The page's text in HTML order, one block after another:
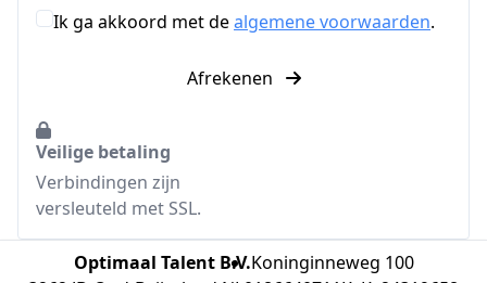
Ik ga akkoord met dealgemene voorwaarden.
Afrekenen
Veilige betaling
Verbindingen zijn
versleuteld met SSL.
Optimaal Talent B.V.Koninginneweg 100